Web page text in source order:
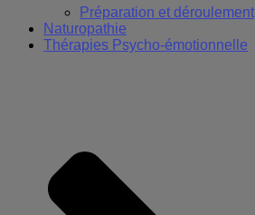
Préparation et déroulement
Naturopathie
Thérapies Psycho-émotionnelle